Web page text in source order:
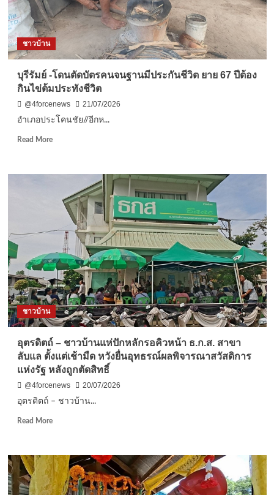
ชาวบ้าน
บุรีรัมย์ -โดนตัดบัตรคนจนฐานมีประกันชีวิต ยาย 67 ปีต้อง
กินไข่ต้มประทังชีวิต
@4forcenews
21/07/2026
อำเภอประโคนชัย//อีกห...
Read MoreRead
บุรีรัมย์
บัตร
คนจน
ฐาน
ประกัน
ชีวิต
ยาย
67
ปี
ต้อง
กิน
ไข่
ต้ม
ประทัง
ชีวิต
ชาวบ้าน
​อุตรดิตถ์ – ชาวบ้านแห่ปักหลักรอคิวหน้า ธ.ก.ส. สาขา
ลับแล ตั้งแต่เช้ามืด หวังยื่นอุทธรณ์ผลพิจารณาสวัสดิการ
แห่งรัฐ หลังถูกตัดสิทธิ์
@4forcenews
20/07/2026
​อุตรดิตถ์ – ชาวบ้าน...
Read MoreRead
​
อุตรดิตถ์
–
ชาว